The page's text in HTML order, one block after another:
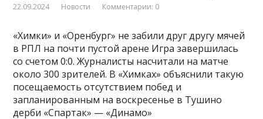
22.09.2024 Новости Комментарии: 0
«Химки» и «Оренбург» не забили друг другу мячей
в РПЛ на почти пустой арене Игра завершилась
со счетом 0:0. Журналисты насчитали на матче
около 300 зрителей. В «Химках» объяснили такую
посещаемость отсутствием побед и
запланированным на воскресенье в Тушино
дерби «Спартак» — «Динамо»